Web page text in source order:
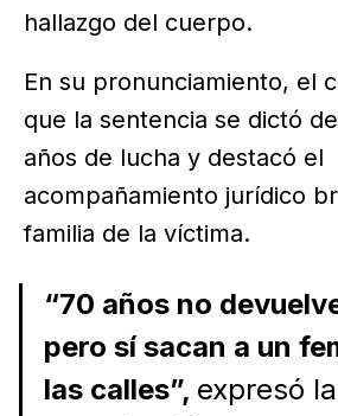
hallazgo del cuerpo.
En su pronunciamiento, el
que la sentencia se dictó
años de lucha y destacó el
acompañamiento jurídico
familia de la víctima.
“70 años no
pero sí sacan a un
las calles”, expresó la